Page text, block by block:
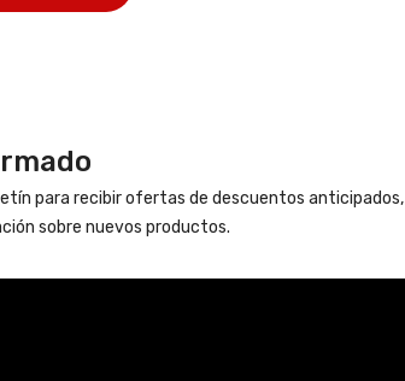
para recibir ofertas de descuentos anticipados,
sobre nuevos productos.